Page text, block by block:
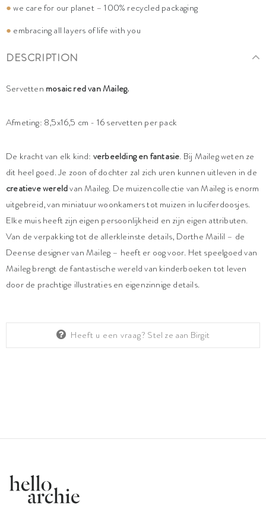
●we care for our planet – 100% recycled packaging
● embracing all layers of life with you
DESCRIPTION
Servetten mosaic redvan Maileg.
Afmeting: 8,5x16,5 cm - 16 servetten per pack
De kracht van elk kind: verbeelding en fantasie. Bij Maileg weten ze
dit heel goed. Je zoon of dochter zal zich uren kunnen uitleven in de
creatieve wereldvan Maileg. De muizencollectie van Maileg is enorm
uitgebreid, van miniatuur woonkamers tot muizen in luciferdoosjes.
Elke muis heeft zijn eigen persoonlijkheid en zijn eigen attributen.
Van de verpakking tot de allerkleinste details, Dorthe Mailil – de
Deense designer van Maileg – heeft er oog voor. Het speelgoed van
Maileg brengt de fantastische wereld van kinderboeken tot leven
door de prachtige illustraties en eigenzinnige details.
Heeft u een vraag? Stel ze aan Birgit